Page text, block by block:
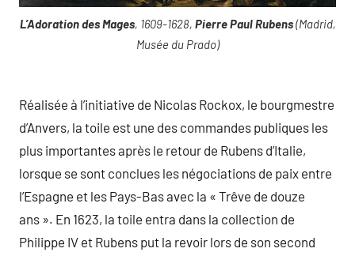
L’Adoration des Mages, 1609-1628, Pierre Paul Rubens(Madrid,
Musée du Prado)
Réalisée à l’initiative de Nicolas Rockox, le bourgmestre
d’Anvers, la toile est une des commandes publiques les
plus importantes après le retour de Rubens d’Italie,
lorsque se sont conclues les négociations de paix entre
l’Espagne et les Pays-Bas avec la « Trêve de douze
ans ». En 1623, la toile entra dans la collection de
Philippe IV et Rubens put la revoir lors de son second